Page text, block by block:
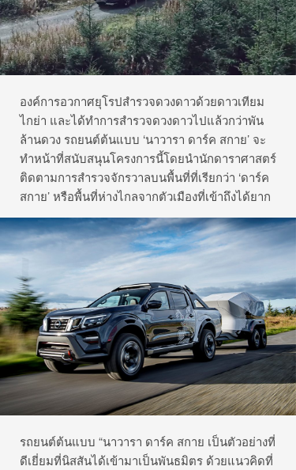
องค์การอวกาศยุโรปสำรวจดวงดาวด้วยดาวเทียม
ไกย่า และได้ทำการสำรวจดวงดาวไปแล้วกว่าพัน
ล้านดวง รถยนต์ต้นแบบ ‘นาวารา ดาร์ค สกาย’ จะ
ทำหน้าที่สนับสนุนโครงการนี้โดยนำนักดาราศาสตร์
ติดตามการสำรวจจักรวาลบนพื้นที่ที่เรียกว่า ‘ดาร์ค
สกาย’ หรือพื้นที่ห่างไกลจากตัวเมืองที่เข้าถึงได้ยาก
รถยนต์ต้นแบบ “นาวารา ดาร์ค สกาย เป็นตัวอย่างที่
ดีเยี่ยมที่นิสสันได้เข้ามาเป็นพันธมิตร ด้วยแนวคิดที่